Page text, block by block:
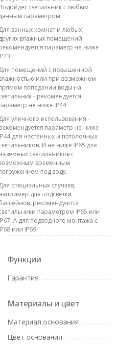
светильник с любым
параметром.
ванных комнат и любых
влажных помещений -
параметр не ниже
помещений с повышенной
или при возможном
попадании воды на
- рекомендуется
не ниже IP44
уличного использования -
параметр не ниже
для настенных и потолочных
И не ниже IP65 для
светильников с
временным
под воду.
специальных случаев,
для подсветки
рекомендуются
параметром IP65 или
А для подводного монтажа с
или IP69.
Функции
Гарантия
Материалы и цвет
Материал основания
Цвет основания